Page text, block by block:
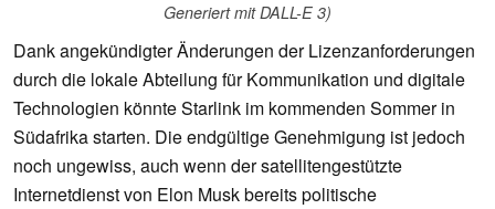
Generiert mit DALL-E 3)
Dank angekündigter Änderungen der Lizenzanforderungen
durch die lokale Abteilung für Kommunikation und digitale
Technologien könnte Starlink im kommenden Sommer in
Südafrika starten. Die endgültige Genehmigung ist jedoch
noch ungewiss, auch wenn der satellitengestützte
Internetdienst von Elon Musk bereits politische